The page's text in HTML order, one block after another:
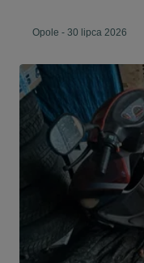
Opole - 30 lipca 2026